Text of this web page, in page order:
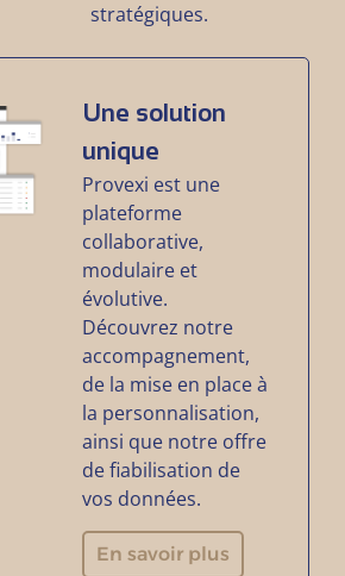
stratégiques.
Une solution
unique
Provexi est une
plateforme
collaborative,
modulaire et
évolutive.
Découvrez notre
accompagnement,
de la mise en place à
la personnalisation,
ainsi que notre offre
de fiabilisation de
vos données.
En savoir plus